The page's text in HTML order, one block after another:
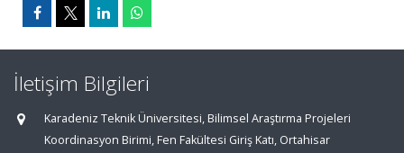
İletişim Bilgileri
Karadeniz Teknik Üniversitesi, Bilimsel Araştırma Projeleri
Koordinasyon Birimi, Fen Fakültesi Giriş Katı, Ortahisar